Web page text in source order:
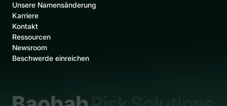
Unsere Namensänderung
Karriere
Kontakt
Ressourcen
Newsroom
Beschwerde einreichen